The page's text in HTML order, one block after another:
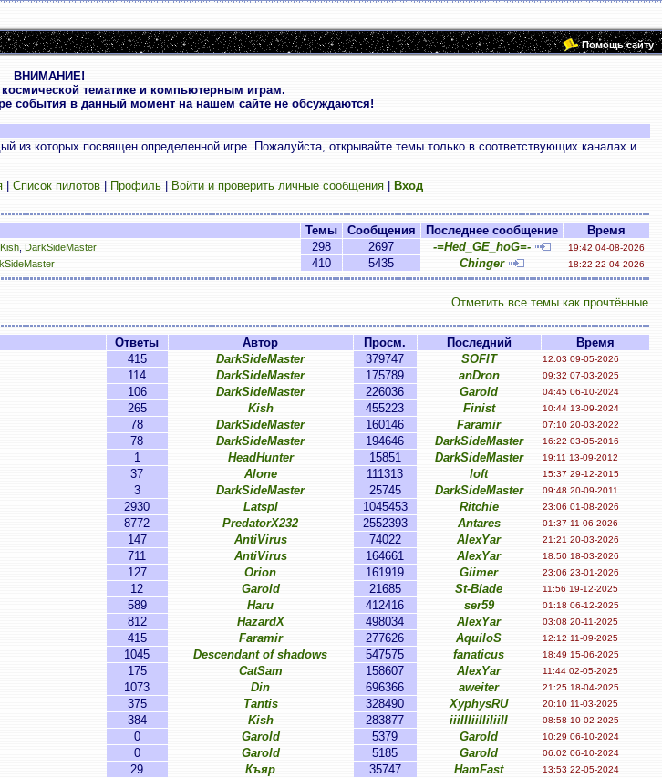
Помощь сайту
ВНИМАНИЕ!
тематике и компьютерным играм.
события в данный момент на нашем сайте не обсуждаются!
которых посвящен определенной игре. Пожалуйста, открывайте темы только в соответствующих каналах и
| Список пилотов| Профиль| Войти и проверить личные сообщения| Вход
Темы Сообщения Последнее сообщение
Время
Kish, DarkSideMaster 298 2697 -=Hed_GE_hoG=- 19:42 04-08-2026
410 5435 Chinger 18:22 22-04-2026
Отметить все темы как прочтённые
Ответы Автор Просм. Последний
Время
415 DarkSideMaster 379747 SOFIT 12:03 09-05-2026
114 DarkSideMaster 175789 anDron 09:32 07-03-2025
106 DarkSideMaster 226036 Garold 04:45 06-10-2024
265 Kish 455223 Finist 10:44 13-09-2024
78 DarkSideMaster 160146 Faramir 07:10 20-03-2022
78 DarkSideMaster 194646 DarkSideMaster 16:22 03-05-2016
1 HeadHunter 15851 DarkSideMaster 19:11 13-09-2012
37 Alone 111313 loft 15:37 29-12-2015
3 DarkSideMaster 25745 DarkSideMaster 09:48 20-09-2011
2930 Latspl 1045453 Ritchie 23:06 01-08-2026
8772 PredatorX232 2552393 Antares 01:37 11-06-2026
147 AntiVirus 74022 AlexYar 21:21 20-03-2026
711 AntiVirus 164661 AlexYar 18:50 18-03-2026
127 Orion 161919 Giimer 23:06 23-01-2026
12 Garold 21685 St-Blade 11:56 19-12-2025
589 Haru 412416 ser59 01:18 06-12-2025
812 HazardX 498034 AlexYar 03:08 20-11-2025
415 Faramir 277626 AquiloS 12:12 11-09-2025
1045 Descendant of shadows 547575 fanaticus 18:49 15-06-2025
175 CatSam 158607 AlexYar 11:44 02-05-2025
1073 Din 696366 aweiter 21:25 18-04-2025
375 Tantis 328490 XyphysRU 20:10 11-03-2025
384 Kish 283877 iiiIIIiiIIiIiiII 08:58 10-02-2025
0 Garold 5379 Garold 10:29 06-10-2024
0 Garold 5185 Garold 06:02 06-10-2024
29 Къяр 35747 HamFast 13:53 22-05-2024